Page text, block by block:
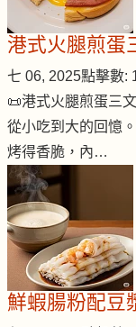
港式火腿煎蛋
七 06, 2025點擊數:
📜港式火腿煎蛋三
從小吃到大的回憶
烤得香脆，內…
鮮蝦腸粉配豆